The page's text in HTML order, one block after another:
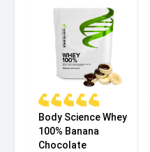
Body Science Whey
100% Banana
Chocolate